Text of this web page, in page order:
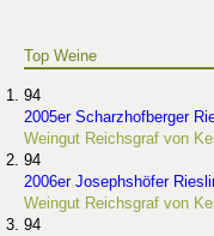
Top Weine
94
2005er Scharzhofberger
Weingut Reichsgraf von
94
2006er Josephshöfer
Weingut Reichsgraf von
94